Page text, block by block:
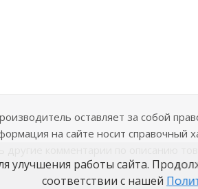
оставляет за собой
на сайте носит справочный
другие комментарии по описанию
улучшения работы сайта.
соответствии с нашей